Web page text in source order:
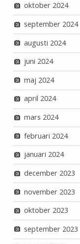
oktober 2024
september 2024
augusti 2024
juni 2024
maj 2024
april 2024
mars 2024
februari 2024
januari 2024
december 2023
november 2023
oktober 2023
september 2023